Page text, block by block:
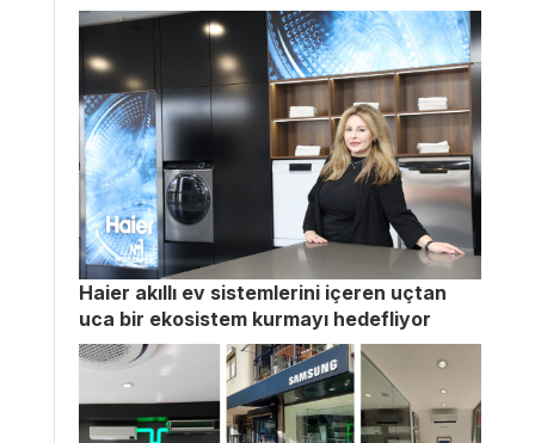
Haier akıllı ev sistemlerini içeren uçtan
uca bir ekosistem kurmayı hedefliyor